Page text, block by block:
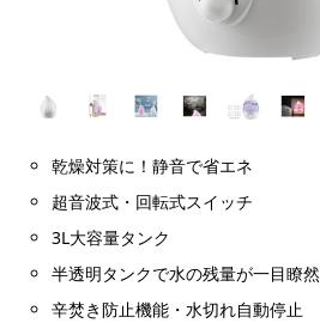
乾燥対策に！静音で省エネ
超音波式・回転式スイッチ
3L大容量タンク
半透明タンクで水の残量が一目瞭然
辛焚き防止機能・水切れ自動停止